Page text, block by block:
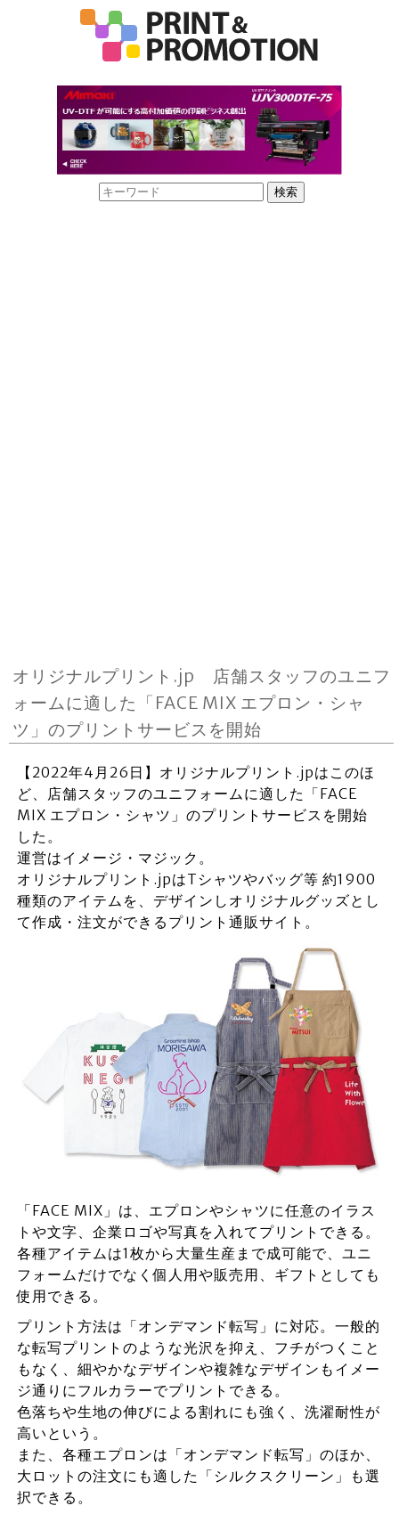
オリジナルプリント.jp 店舗スタッフのユニフ
ォームに適した「FACE MIX エプロン・シャ
ツ」のプリントサービスを開始
【2022年4月26日】オリジナルプリント.jpはこのほ
ど、店舗スタッフのユニフォームに適した「FACE
MIX エプロン・シャツ」のプリントサービスを開始
した。
運営はイメージ・マジック。
オリジナルプリント.jpはTシャツやバッグ等 約1900
種類のアイテムを、デザインしオリジナルグッズとし
て作成・注文ができるプリント通販サイト。
「FACE MIX」は、エプロンやシャツに任意のイラス
トや文字、企業ロゴや写真を入れてプリントできる。
各種アイテムは1枚から大量生産まで成可能で、ユニ
フォームだけでなく個人用や販売用、ギフトとしても
使用できる。
プリント方法は「オンデマンド転写」に対応。一般的
な転写プリントのような光沢を抑え、フチがつくこと
もなく、細やかなデザインや複雑なデザインもイメー
ジ通りにフルカラーでプリントできる。
色落ちや生地の伸びによる割れにも強く、洗濯耐性が
高いという。
また、各種エプロンは「オンデマンド転写」のほか、
大ロットの注文にも適した「シルクスクリーン」も選
択できる。